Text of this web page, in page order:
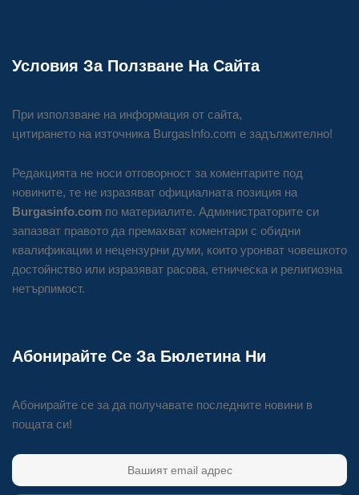
Условия За Ползване На Сайта
При използване на информация от сайта,
цитирането на източника BurgasInfo.com е задължително!
Редакцията не носи отговорност за коментарите под
новините, те не изразяват официалната позиция на
Burgasinfo.com по материалите. Администраторите си
запазват правото да премахват коментари с обидни
квалификации и нецензурни думи, които уронват човешкото
достойнство или изразяват расова, етническа и религиозна
нетърпимост.
Абонирайте Се За Бюлетина Ни
Абонирайте се за да получавате последните новини в
пощата си!